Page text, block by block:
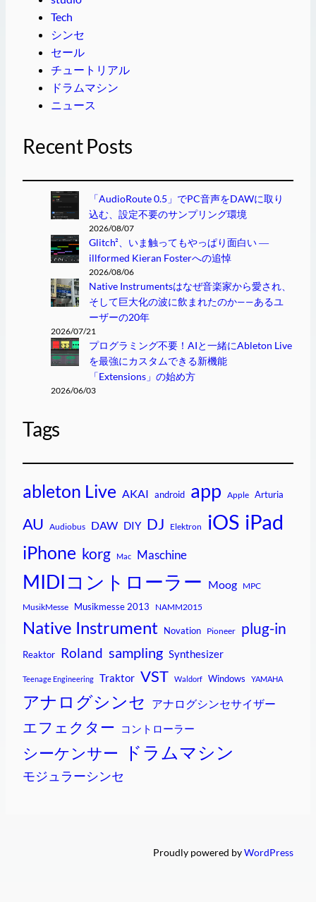
Tech
シンセ
セール
チュートリアル
ドラムマシン
ニュース
Recent Posts
「AudioRoute 0.5」でPC音声をDAWに取り
込む、設定不要のサンプリング環境
2026/08/07
Glitch²、いま触ってもやっぱり面白い ―
illformed Kieran Fosterへの追悼
2026/08/06
Native Instrumentsはなぜ音楽家から愛され、
そして巨大化の波に飲まれたのか——あるユ
ーザーの20年
2026/07/21
プログラミング不要！AIと一緒にAbleton Live
を最強にカスタムできる新機能
「Extensions」の始め方
2026/06/03
Tags
ableton Live AKAI android app Apple Arturia
AU Audiobus DAW DIY DJ Elektron iOS iPad
iPhone korg Mac Maschine
MIDIコントローラー Moog MPC
MusikMesse Musikmesse 2013 NAMM2015
Native Instrument Novation Pioneer plug-in
Reaktor Roland sampling Synthesizer
Teenage Engineering Traktor VST Waldorf Windows YAMAHA
アナログシンセ アナログシンセサイザー
エフェクター コントローラー
シーケンサー ドラムマシン
モジュラーシンセ
Proudly powered byWordPress